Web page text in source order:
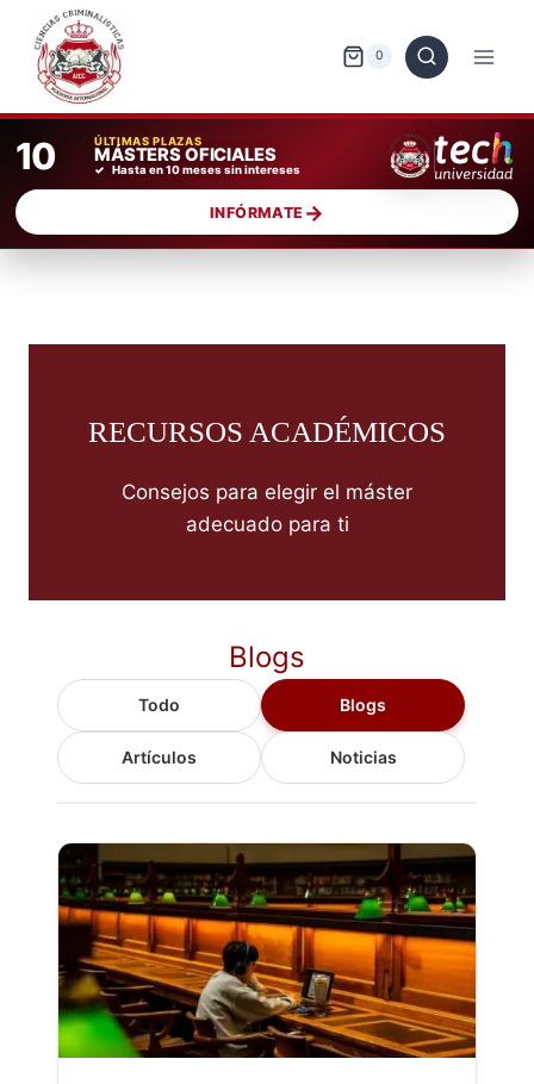
Saltar
contenido
0
10 ÚLTIMAS PLAZAS
MÁSTERS OFICIALES
Hasta en 10 meses sin intereses
INFÓRMATE
RECURSOS ACADÉMICOS
Consejos para elegir el máster
adecuado para ti
Blogs
Todo Blogs
Artículos Noticias